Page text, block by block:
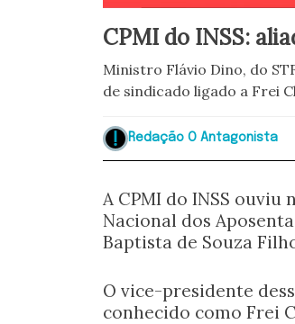
CPMI do INSS:
Ministro Flávio Dino, do
de sindicado ligado a Frei
Redação O Antagonista
A CPMI do INSS
Nacional dos
Baptista de Souza
O vice-presidente
conhecido como Frei